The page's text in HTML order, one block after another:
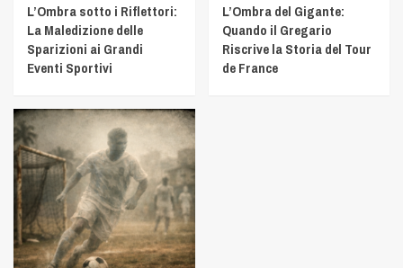
L’Ombra sotto i Riflettori:
La Maledizione delle
Sparizioni ai Grandi
Eventi Sportivi
L’Ombra del Gigante:
Quando il Gregario
Riscrive la Storia del Tour
de France